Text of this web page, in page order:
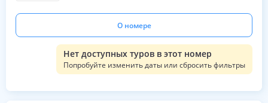
О номере
Нет доступных туров в этот номер
Попробуйте изменить даты или сбросить фильтры